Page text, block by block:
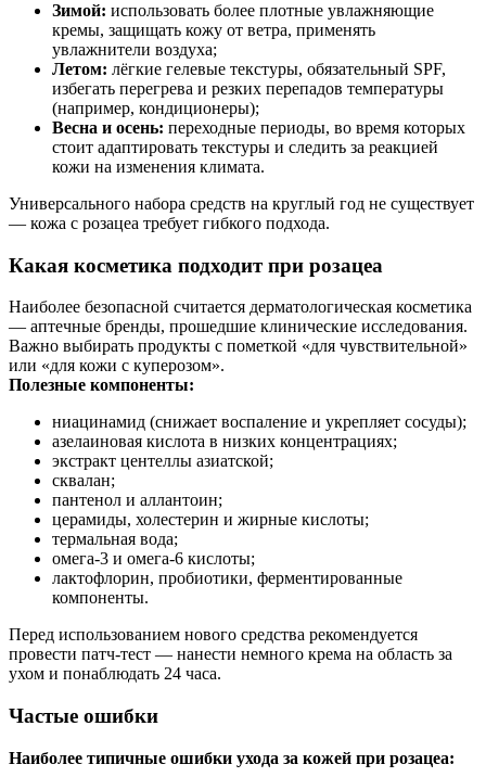
Зимой: использовать более плотные увлажняющие
кремы, защищать кожу от ветра, применять
увлажнители воздуха;
Летом: лёгкие гелевые текстуры, обязательный SPF,
избегать перегрева и резких перепадов температуры
(например, кондиционеры);
Весна и осень: переходные периоды, во время которых
стоит адаптировать текстуры и следить за реакцией
кожи на изменения климата.
Универсального набора средств на круглый год не существует
— кожа с розацеа требует гибкого подхода.
Какая косметика подходит при розацеа
Наиболее безопасной считается дерматологическая косметика
— аптечные бренды, прошедшие клинические исследования.
Важно выбирать продукты с пометкой «для чувствительной»
или «для кожи с куперозом».
Полезные компоненты:
ниацинамид (снижает воспаление и укрепляет сосуды);
азелаиновая кислота в низких концентрациях;
экстракт центеллы азиатской;
сквалан;
пантенол и аллантоин;
церамиды, холестерин и жирные кислоты;
термальная вода;
омега-3 и омега-6 кислоты;
лактофлорин, пробиотики, ферментированные
компоненты.
Перед использованием нового средства рекомендуется
провести патч‑тест — нанести немного крема на область за
ухом и понаблюдать 24 часа.
Частые ошибки
Наиболее типичные ошибки ухода за кожей при розацеа: